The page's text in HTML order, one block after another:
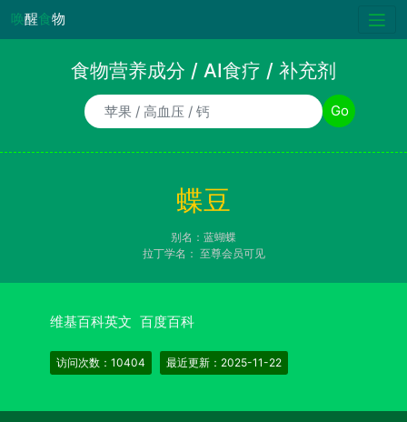
唤醒食物
食物营养成分 / AI食疗 / 补充剂
食物/AI食疗诉求/补充剂名称 Go
蝶豆
别名：蓝蝴蝶
拉丁学名： 至尊会员可见
维基百科英文 百度百科
访问次数：10404 最近更新：2025-11-22